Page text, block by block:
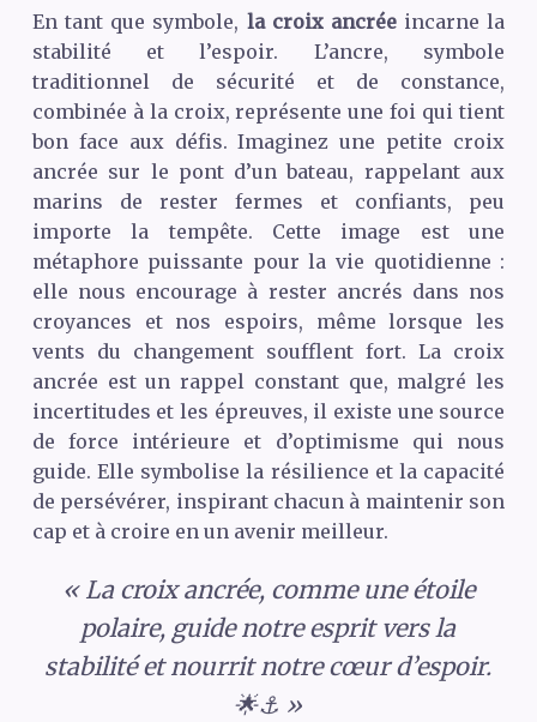
En tant que symbole, la croix ancréeincarne la
stabilité et l’espoir. L’ancre, symbole
traditionnel de sécurité et de constance,
combinée à la croix, représente une foi qui tient
bon face aux défis. Imaginez une petite croix
ancrée sur le pont d’un bateau, rappelant aux
marins de rester fermes et confiants, peu
importe la tempête. Cette image est une
métaphore puissante pour la vie quotidienne :
elle nous encourage à rester ancrés dans nos
croyances et nos espoirs, même lorsque les
vents du changement soufflent fort. La croix
ancrée est un rappel constant que, malgré les
incertitudes et les épreuves, il existe une source
de force intérieure et d’optimisme qui nous
guide. Elle symbolise la résilience et la capacité
de persévérer, inspirant chacun à maintenir son
cap et à croire en un avenir meilleur.
« La croix ancrée, comme une étoile
polaire, guide notre esprit vers la
stabilité et nourrit notre cœur d’espoir.
🌟⚓ »